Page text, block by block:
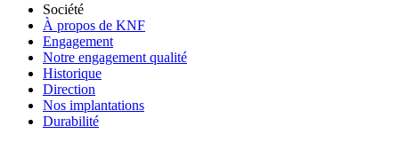
Société
À propos de KNF
Engagement
Notre engagement qualité
Historique
Direction
Nos implantations
Durabilité